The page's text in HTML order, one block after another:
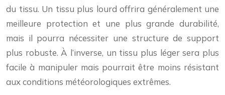
du tissu. Un tissu plus lourd offrira généralement une
meilleure protection et une plus grande durabilité,
mais il pourra nécessiter une structure de support
plus robuste. À l’inverse, un tissu plus léger sera plus
facile à manipuler mais pourrait être moins résistant
aux conditions météorologiques extrêmes.